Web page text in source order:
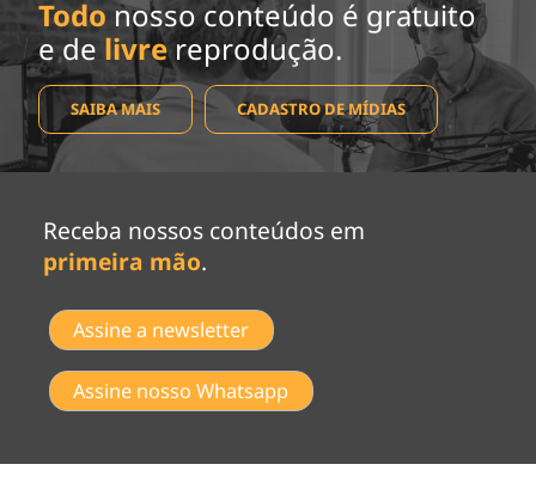
Todo nosso conteúdo é gratuito
e de livrereprodução.
SAIBA MAIS CADASTRO DE MÍDIAS
Receba nossos conteúdos em
primeira mão.
Assine a newsletter
Assine nosso Whatsapp